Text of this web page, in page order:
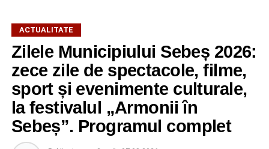
ACTUALITATE
Zilele Municipiului Sebeș 2026:
zece zile de spectacole, filme,
sport și evenimente culturale,
la festivalul „Armonii în
Sebeș”. Programul complet